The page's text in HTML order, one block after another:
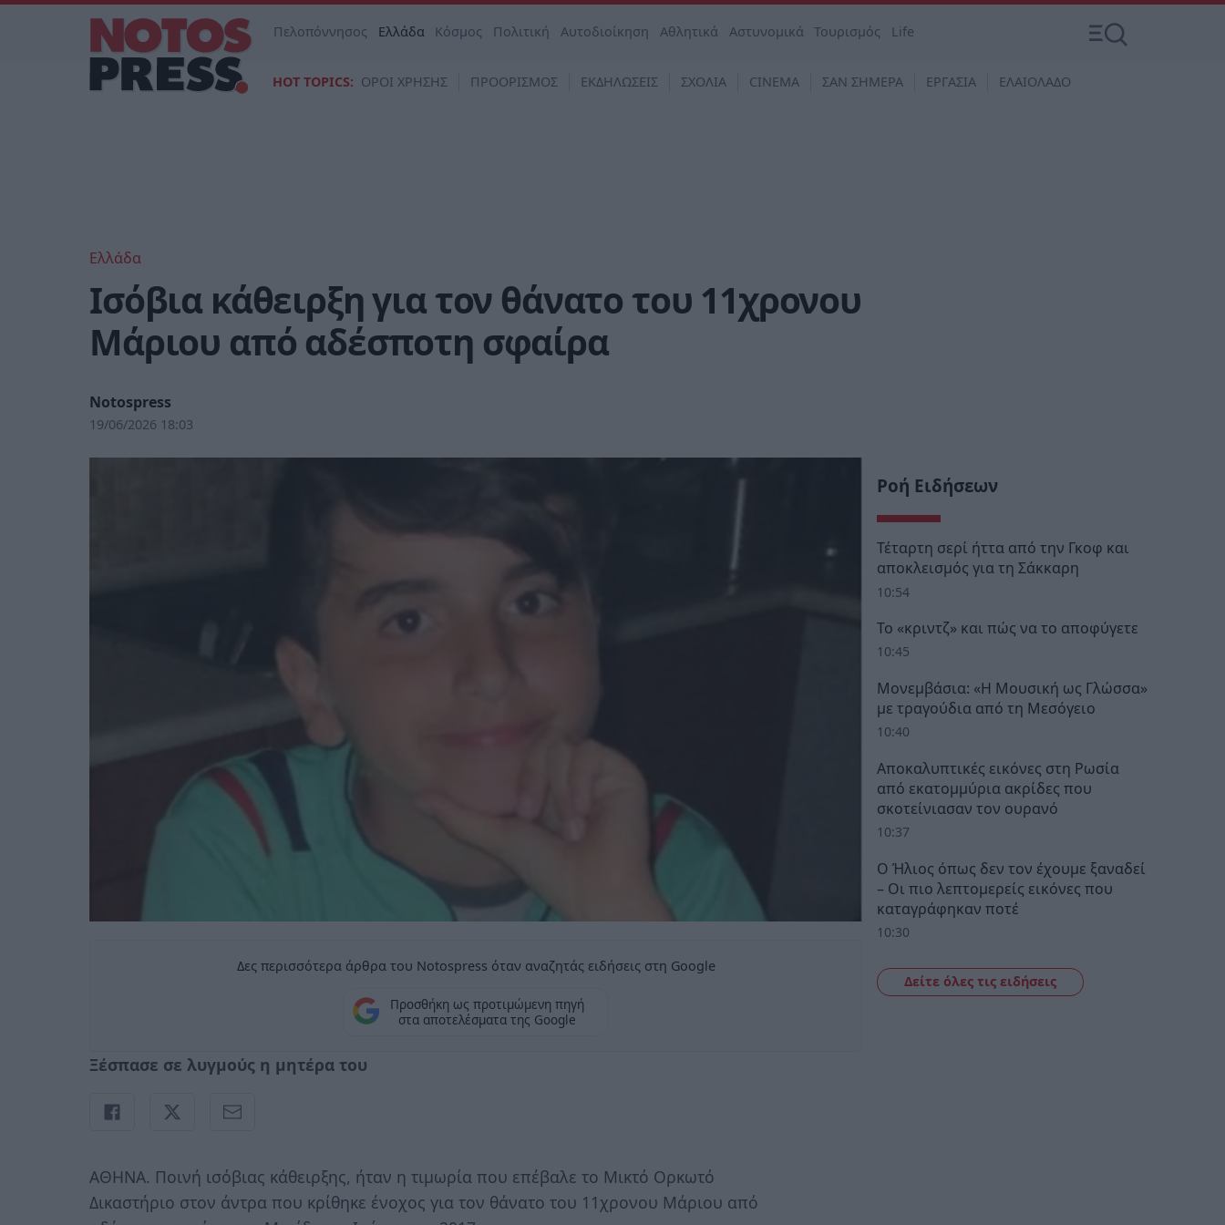
Πελοπόννησος Ελλάδα Κόσμος Πολιτική Αυτοδιοίκηση Αθλητικά Αστυνομικά Τουρισμός Life
HOT TOPICS: ΟΡΟΙ ΧΡΗΣΗΣ ΠΡΟΟΡΙΣΜΟΣ ΕΚΔΗΛΩΣΕΙΣ ΣΧΟΛΙΑ CINEMA ΣΑΝ ΣΗΜΕΡΑ ΕΡΓΑΣΙΑ ΕΛΑΙΟΛΑΔΟ
Ελλάδα
Ισόβια κάθειρξη για τον θάνατο του 11χρονου
Μάριου από αδέσποτη σφαίρα
Notospress
19/06/2026 18:03
Δες περισσότερα άρθρα του Notospress όταν αναζητάς ειδήσεις στη Google
Προσθήκη ως προτιμώμενη πηγή
στα αποτελέσματα της Google
Ξέσπασε σε λυγμούς η μητέρα του
ΑΘΗΝΑ. Ποινή ισόβιας κάθειρξης, ήταν η τιμωρία που επέβαλε το Μικτό Ορκωτό
Δικαστήριο στον άντρα που κρίθηκε ένοχος για τον θάνατο του 11χρονου Μάριου από
Ροή Ειδήσεων
Τέταρτη σερί ήττα από την Γκοφ και
αποκλεισμός για τη Σάκκαρη
10:54
Το «κριντζ» και πώς να το αποφύγετε
10:45
Μονεμβάσια: «Η Μουσική ως Γλώσσα»
με τραγούδια από τη Μεσόγειο
10:40
Αποκαλυπτικές εικόνες στη Ρωσία
από εκατομμύρια ακρίδες που
σκοτείνιασαν τον ουρανό
10:37
Ο Ήλιος όπως δεν τον έχουμε ξαναδεί
– Οι πιο λεπτομερείς εικόνες που
καταγράφηκαν ποτέ
10:30
Δείτε όλες τις ειδήσεις